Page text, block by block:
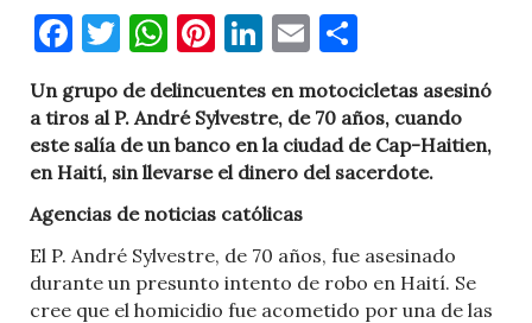
Facebook
Twitter
WhatsApp
Pinterest
LinkedIn
Email
Un grupo de delincuentes en motocicletas asesinó
a tiros al P. André Sylvestre, de 70 años, cuando
este salía de un banco en la ciudad de Cap-Haitien,
en Haití, sin llevarse el dinero del sacerdote.
Agencias de noticias católicas
El P. André Sylvestre, de 70 años, fue asesinado
durante un presunto intento de robo en Haití. Se
cree que el homicidio fue acometido por una de las